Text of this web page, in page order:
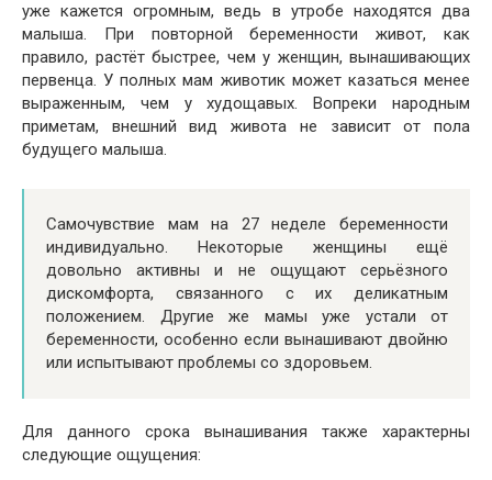
уже кажется огромным, ведь в утробе находятся два
малыша. При повторной беременности живот, как
правило, растёт быстрее, чем у женщин, вынашивающих
первенца. У полных мам животик может казаться менее
выраженным, чем у худощавых. Вопреки народным
приметам, внешний вид живота не зависит от пола
будущего малыша.
Самочувствие мам на 27 неделе беременности
индивидуально. Некоторые женщины ещё
довольно активны и не ощущают серьёзного
дискомфорта, связанного с их деликатным
положением. Другие же мамы уже устали от
беременности, особенно если вынашивают двойню
или испытывают проблемы со здоровьем.
Для данного срока вынашивания также характерны
следующие ощущения: